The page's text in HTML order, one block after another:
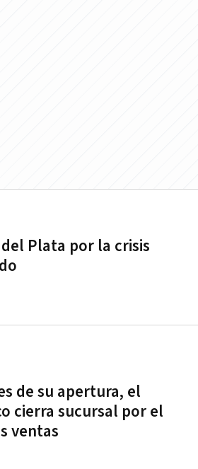
Plata por la crisis
de su apertura, el
cierra sucursal por el
ventas